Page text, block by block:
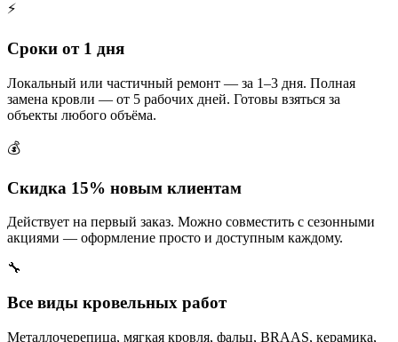
⚡
Сроки от 1 дня
Локальный или частичный ремонт — за 1–3 дня. Полная
замена кровли — от 5 рабочих дней. Готовы взяться за
объекты любого объёма.
💰
Скидка 15% новым клиентам
Действует на первый заказ. Можно совместить с сезонными
акциями — оформление просто и доступным каждому.
🔧
Все виды кровельных работ
Металлочерепица, мягкая кровля, фальц, BRAAS, керамика,